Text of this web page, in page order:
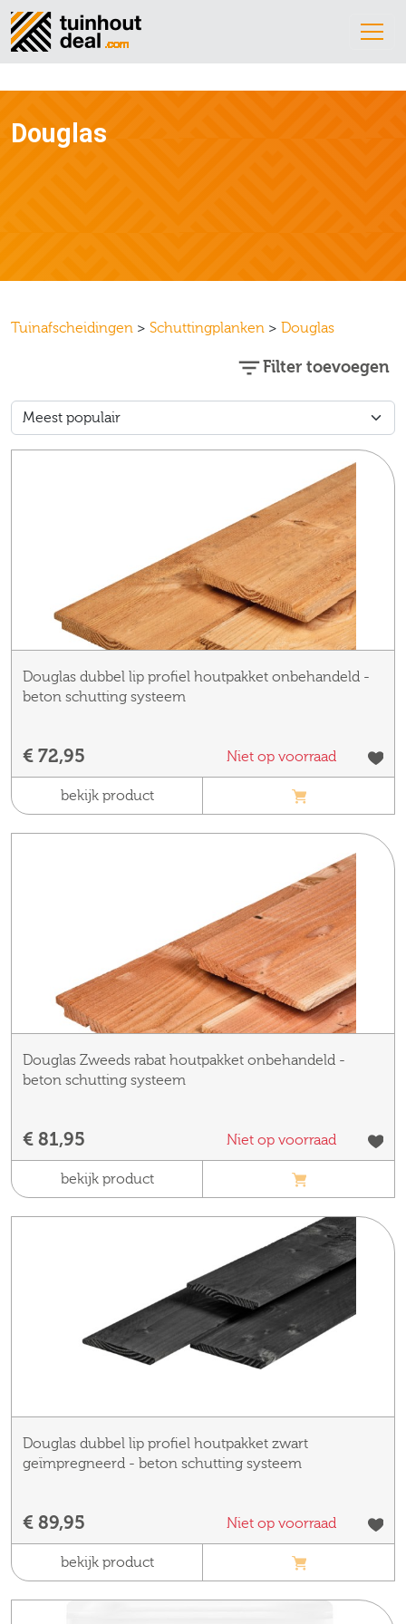
Douglas
Tuinafscheidingen > Schuttingplanken > Douglas
Filter toevoegen
Douglas dubbel lip profiel houtpakket onbehandeld -
beton schutting systeem
€ 72,95 Niet op voorraad
bekijk product
Douglas Zweeds rabat houtpakket onbehandeld -
beton schutting systeem
€ 81,95 Niet op voorraad
bekijk product
Douglas dubbel lip profiel houtpakket zwart
geïmpregneerd - beton schutting systeem
€ 89,95 Niet op voorraad
bekijk product